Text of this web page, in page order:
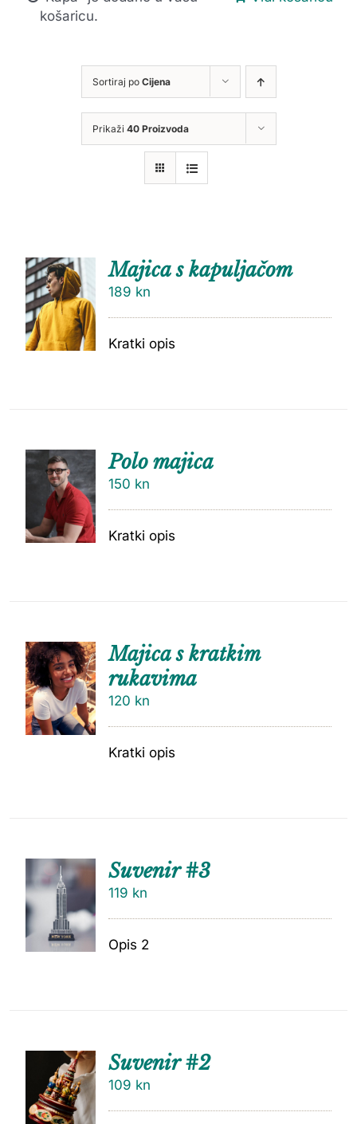
košaricu.
Sortiraj po Cijena
Prikaži 40 Proizvoda
U
KOŠARI
Majica s kapuljačom
189 kn
Kratki opis
DODAJ
U
KOŠARI
Polo majica
150 kn
Kratki opis
DODAJ
U
CU
Majica s kratkim
rukavima
120 kn
Kratki opis
DODAJ
Suvenir #3
119 kn
Opis 2
DODAJ
U
KOŠARI
CU
Suvenir #2
109 kn